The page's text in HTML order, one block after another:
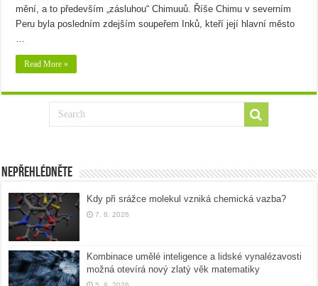
mění, a to především „zásluhou“ Chimuuů. Říše Chimu v severním
Peru byla posledním zdejším soupeřem Inků, kteří její hlavní město
Read More »
Nepřehlédněte
Kdy při srážce molekul vzniká chemická vazba?
7. 8. 2026
Kombinace umělé inteligence a lidské vynalézavosti
možná otevírá nový zlatý věk matematiky